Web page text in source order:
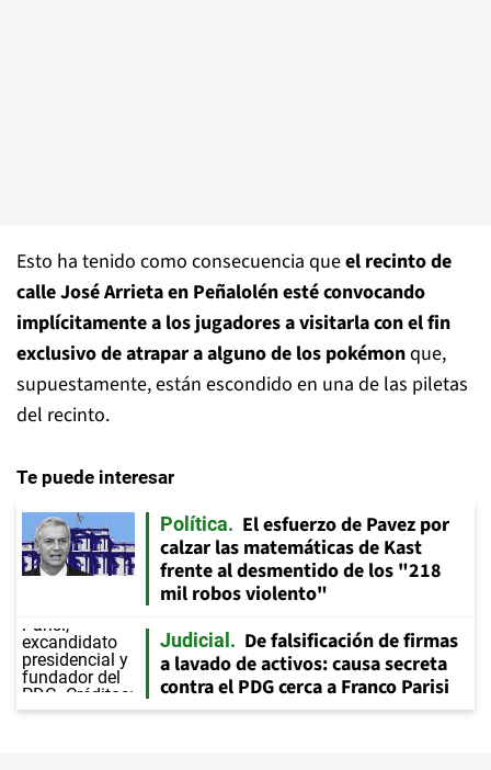
Esto ha tenido como consecuencia queel recinto de
calle José Arrieta en Peñalolén esté convocando
implícitamente a los jugadores a visitarla con el fin
exclusivo de atrapar a alguno de los pokémonque,
supuestamente, están escondido en una de las piletas
del recinto.
Te puede interesar
Política
El esfuerzo de Pavez por
calzar las matemáticas de Kast
frente al desmentido de los "218
mil robos violento"
Judicial
De falsificación de firmas
a lavado de activos: causa secreta
contra el PDG cerca a Franco Parisi